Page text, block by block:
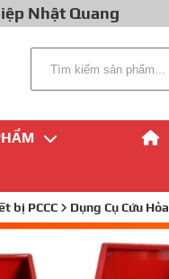
Nhật Quang
bị PCCC Dụng Cụ Cứu Hỏa